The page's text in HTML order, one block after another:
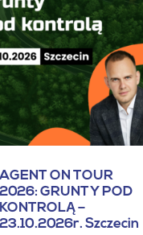
AGENT ON TOUR
2026: GRUNTY POD
KONTROLĄ –
23.10.2026r. Szczecin